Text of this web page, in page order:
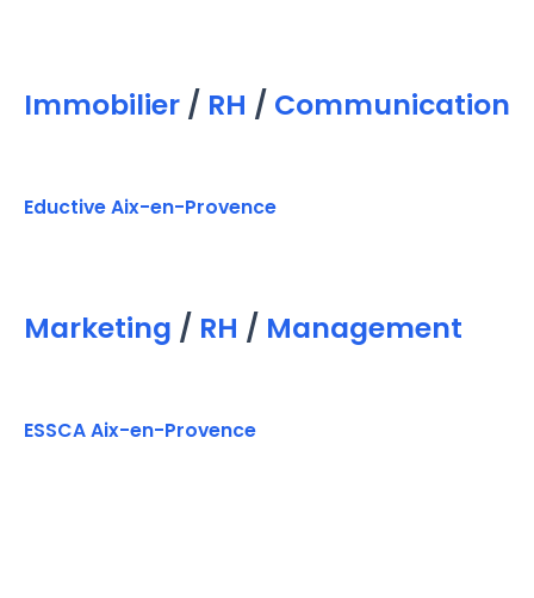
Immobilier / RH / Communication
Eductive Aix-en-Provence
Marketing / RH / Management
ESSCA Aix-en-Provence